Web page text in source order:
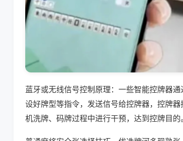
蓝牙或无线信号控制原理：一些智能控牌器
设好牌型等指令，发送信号给控牌器，控牌
机洗牌、码牌过程中进行干预，达到控牌目的。